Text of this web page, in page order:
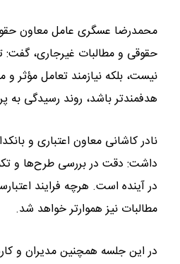
محمدرضا عسگری عامل معاون
حقوقی و مطالبات غیرجاری، گفت:
نیست، بلکه نیازمند تعامل مؤثر
هدفمندتر باشد، روند رسیدگی به
نادر کاشانی معاون اعتباری و
داشت: دقت در بررسی طرح‌ها و
در آینده است. هرچه فرایند
مطالبات نیز هموارتر خواهد شد.
در این جلسه همچنین مدیران و